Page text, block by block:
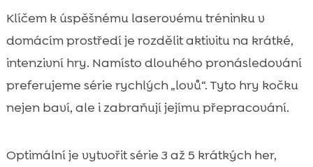
Klíčem k úspěšnému laserovému tréninku v
domácím prostředí je rozdělit aktivitu na krátké,
intenzivní hry. Namísto dlouhého pronásledování
preferujeme série rychlých „lovů“. Tyto hry kočku
nejen baví, ale i zabraňují jejímu přepracování.
Optimální je vytvořit série 3 až 5 krátkých her,